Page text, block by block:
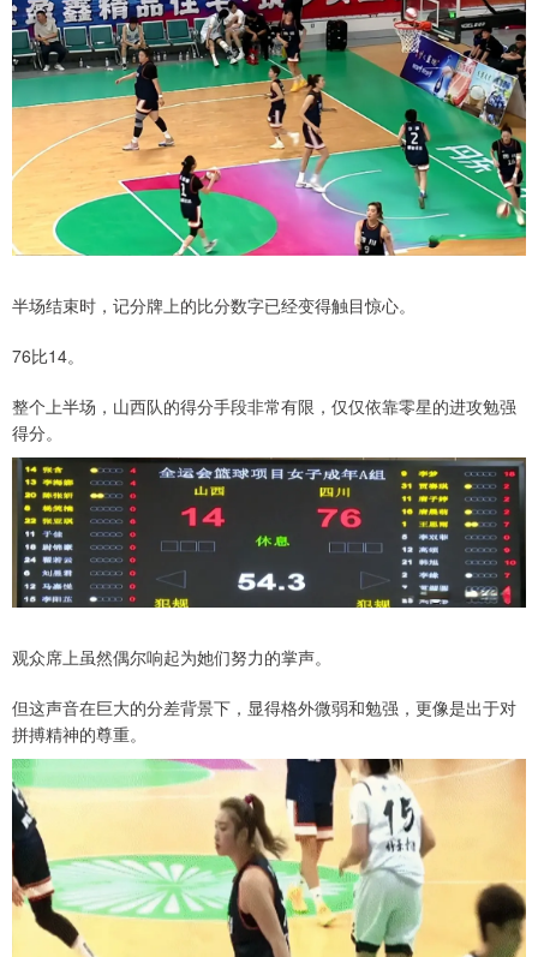
半场结束时，记分牌上的比分数字已经变得触目惊心。
76比14。
整个上半场，山西队的得分手段非常有限，仅仅依靠零星的进攻勉强
得分。
观众席上虽然偶尔响起为她们努力的掌声。
但这声音在巨大的分差背景下，显得格外微弱和勉强，更像是出于对
拼搏精神的尊重。